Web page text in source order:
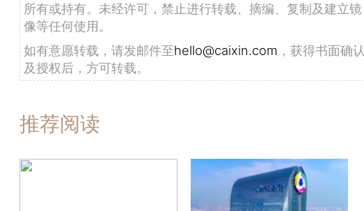
所有或持有。未经许可，禁止进行转载、摘编、复制及建立镜
像等任何使用。
如有意愿转载，请发邮件至hello@caixin.com ，获得书面确认
及授权后，方可转载。
推荐阅读